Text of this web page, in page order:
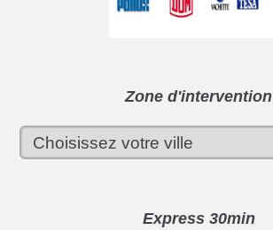
Zone d'intervention
Express 30min